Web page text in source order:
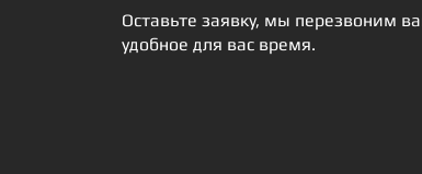
Оставьте заявку, мы перезвоним
удобное для вас время.